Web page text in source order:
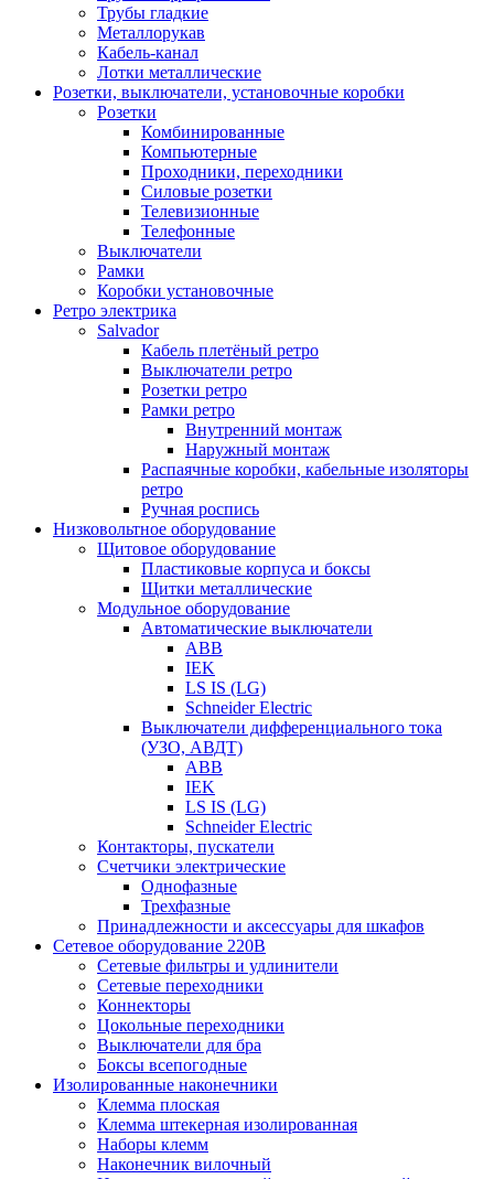
Трубы гладкие
Металлорукав
Кабель-канал
Лотки металлические
Розетки, выключатели, установочные коробки
Розетки
Комбинированные
Компьютерные
Проходники, переходники
Силовые розетки
Телевизионные
Телефонные
Выключатели
Рамки
Коробки установочные
Ретро электрика
Salvador
Кабель плетёный ретро
Выключатели ретро
Розетки ретро
Рамки ретро
Внутренний монтаж
Наружный монтаж
Распаячные коробки, кабельные изоляторы
ретро
Ручная роспись
Низковольтное оборудование
Щитовое оборудование
Пластиковые корпуса и боксы
Щитки металлические
Модульное оборудование
Автоматические выключатели
ABB
IEK
LS IS (LG)
Schneider Electric
Выключатели дифференциального тока
(УЗО, АВДТ)
ABB
IEK
LS IS (LG)
Schneider Electric
Контакторы, пускатели
Счетчики электрические
Однофазные
Трехфазные
Принадлежности и аксессуары для шкафов
Сетевое оборудование 220В
Сетевые фильтры и удлинители
Сетевые переходники
Коннекторы
Цокольные переходники
Выключатели для бра
Боксы всепогодные
Изолированные наконечники
Клемма плоская
Клемма штекерная изолированная
Наборы клемм
Наконечник вилочный